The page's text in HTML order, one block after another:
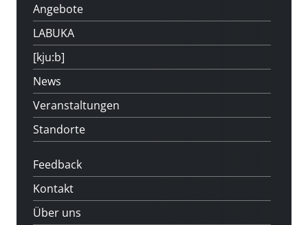
Angebote
LABUKA
[kju:b]
News
Veranstaltungen
Standorte
Feedback
Kontakt
Über uns